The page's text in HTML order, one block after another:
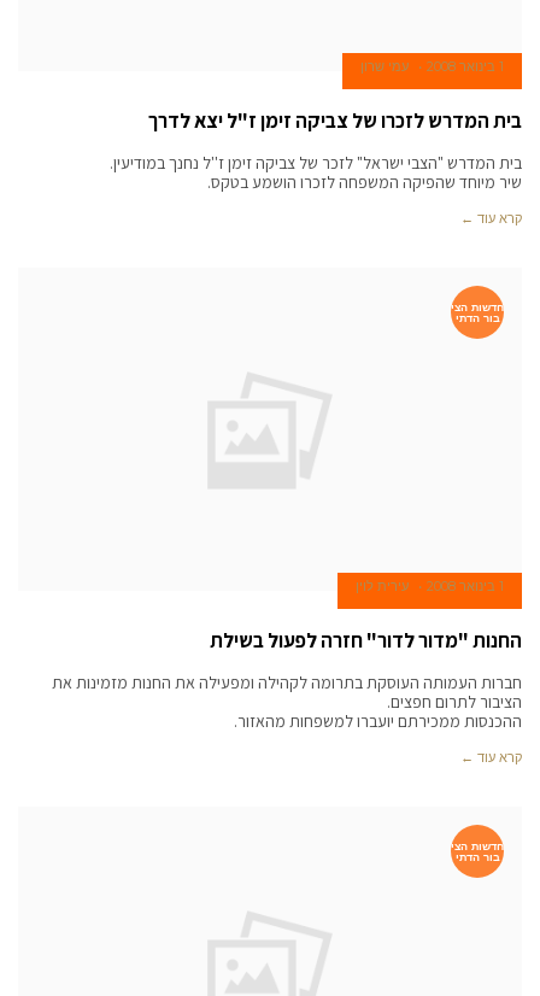
1 בינואר 2008 עמי שרון
בית המדרש לזכרו של צביקה זימן ז"ל יצא לדרך
בית המדרש "הצבי ישראל" לזכר של צביקה זימן ז''ל נחנך במודיעין.
שיר מיוחד שהפיקה המשפחה לזכרו הושמע בטקס.
קרא עוד ←
חדשות הצי
בור הדתי
1 בינואר 2008 עירית לוין
החנות "מדור לדור" חזרה לפעול בשילת
חברות העמותה העוסקת בתרומה לקהילה ומפעילה את החנות מזמינות את
הציבור לתרום חפצים.
ההכנסות ממכירתם יועברו למשפחות מהאזור.
קרא עוד ←
חדשות הצי
בור הדתי